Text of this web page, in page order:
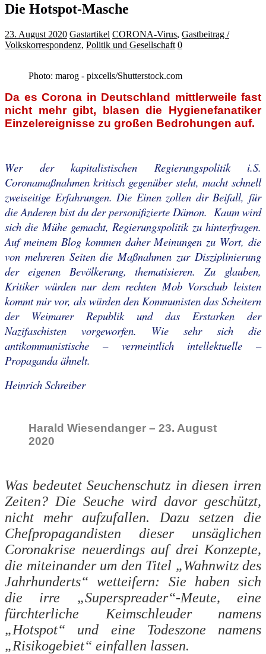
Die Hotspot-Masche
23. August 2020 Gastartikel CORONA-Virus, Gastbeitrag /
Volkskorrespondenz, Politik und Gesellschaft 0
Photo: marog - pixcells/Shutterstock.com
Da es Corona in Deutschland mittlerweile fast
nicht mehr gibt, blasen die Hygienefanatiker
Einzelereignisse zu großen Bedrohungen auf.
Wer der kapitalistischen Regierungspolitik i.S.
Coronamaßnahmen kritisch gegenüber steht, macht schnell
zweiseitige Erfahrungen. Die Einen zollen dir Beifall, für
die Anderen bist du der personifizierte Dämon. Kaum wird
sich die Mühe gemacht, Regierungspolitik zu hinterfragen.
Auf meinem Blog kommen daher Meinungen zu Wort, die
von mehreren Seiten die Maßnahmen zur Disziplinierung
der eigenen Bevölkerung, thematisieren. Zu glauben,
Kritiker würden nur dem rechten Mob Vorschub leisten
kommt mir vor, als würden den Kommunisten das Scheitern
der Weimarer Republik und das Erstarken der
Nazifaschisten vorgeworfen. Wie sehr sich die
antikommunistische – vermeintlich intellektuelle –
Propaganda ähnelt.
Heinrich Schreiber
Harald Wiesendanger – 23. August
2020
Was bedeutet Seuchenschutz in diesen irren
Zeiten? Die Seuche wird davor geschützt,
nicht mehr aufzufallen. Dazu setzen die
Chefpropagandisten dieser unsäglichen
Coronakrise neuerdings auf drei Konzepte,
die miteinander um den Titel „Wahnwitz des
Jahrhunderts“ wetteifern: Sie haben sich
die irre „Superspreader“-Meute, eine
fürchterliche Keimschleuder namens
„Hotspot“ und eine Todeszone namens
„Risikogebiet“ einfallen lassen.